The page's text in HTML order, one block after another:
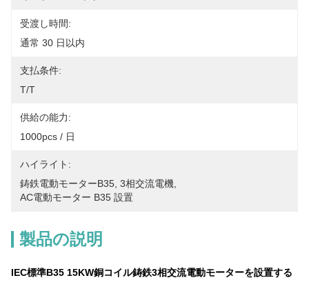
受渡し時間:
通常 30 日以内
支払条件:
T/T
供給の能力:
1000pcs / 日
ハイライト:
鋳鉄電動モーターB35 3相交流電機
AC電動モーター B35 設置
製品の説明
IEC標準B35 15KW銅コイル鋳鉄3相交流電動モーターを設置する